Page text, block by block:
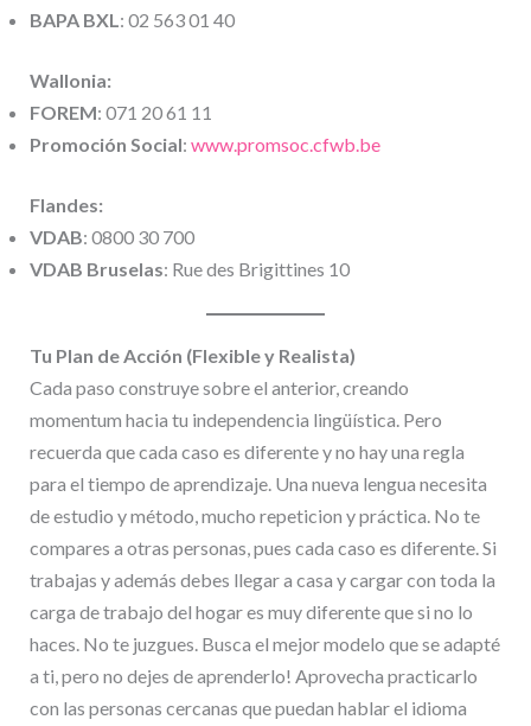
BAPA BXL: 02 563 01 40
Wallonia:
FOREM: 071 20 61 11
Promoción Social: www.promsoc.cfwb.be
Flandes:
VDAB: 0800 30 700
VDAB Bruselas: Rue des Brigittines 10
Tu Plan de Acción (Flexible y Realista)
Cada paso construye sobre el anterior, creando
momentum hacia tu independencia lingüística. Pero
recuerda que cada caso es diferente y no hay una regla
para el tiempo de aprendizaje. Una nueva lengua necesita
de estudio y método, mucho repeticion y práctica. No te
compares a otras personas, pues cada caso es diferente. Si
trabajas y además debes llegar a casa y cargar con toda la
carga de trabajo del hogar es muy diferente que si no lo
haces. No te juzgues. Busca el mejor modelo que se adapté
a ti, pero no dejes de aprenderlo! Aprovecha practicarlo
con las personas cercanas que puedan hablar el idioma